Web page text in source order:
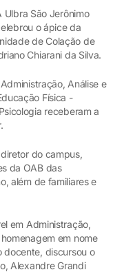
Ulbra São Jerônimo
o ápice da
de Colação de
Chiarani da Silva.
Análise e
Física -
receberam a
do campus,
da OAB das
além de familiares e
em Administração,
em nome
docente, discursou o
Alexandre Grandi